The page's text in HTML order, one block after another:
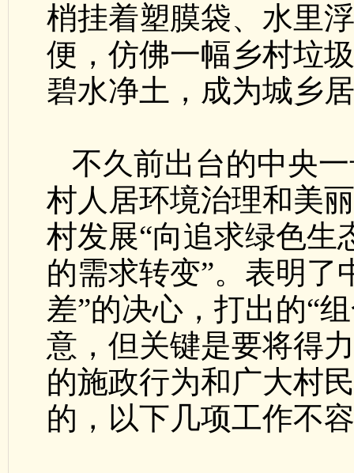
梢挂着塑膜袋、水里
便，仿佛一幅乡村垃
碧水净土，成为城乡
不久前出台的中央
村人居环境治理和美
村发展“向追求绿色生
的需求转变”。表明了
差”的决心，打出的“
意，但关键是要将得
的施政行为和广大村
的，以下几项工作不